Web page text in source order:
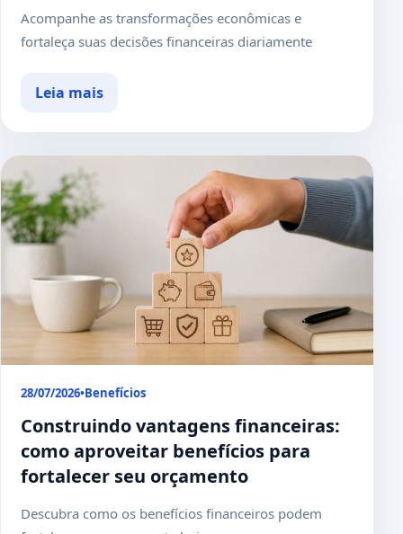
Acompanhe as transformações econômicas e
fortaleça suas decisões financeiras diariamente
Leia mais
28/07/2026•Benefícios
Construindo vantagens financeiras:
como aproveitar benefícios para
fortalecer seu orçamento
Descubra como os benefícios financeiros podem